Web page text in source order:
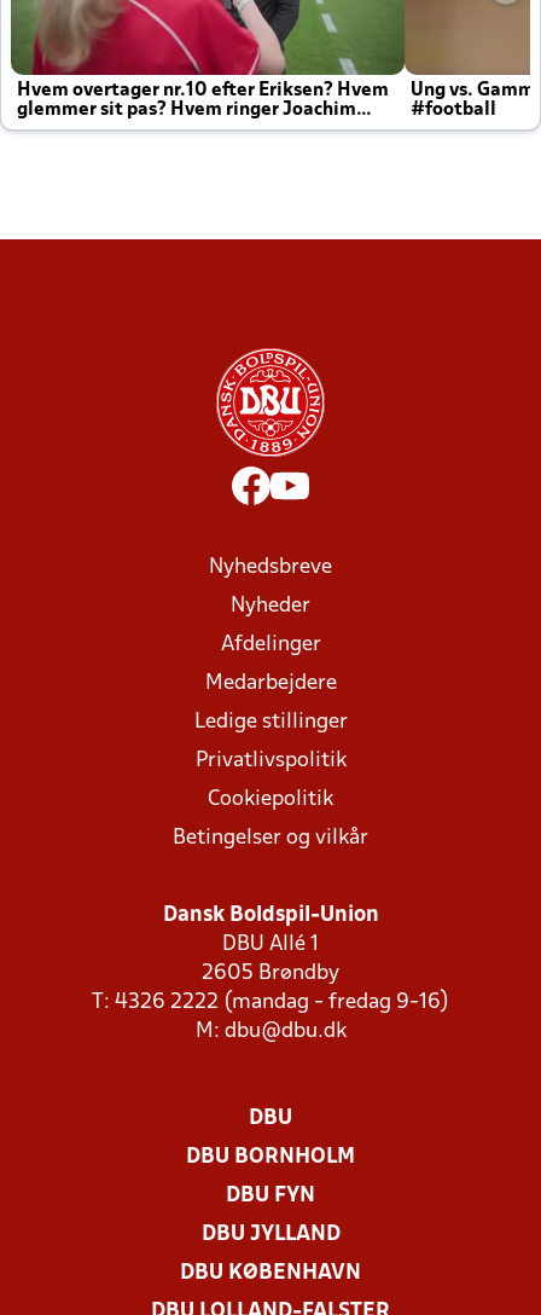
Hvem overtager nr.10 efter Eriksen? Hvem
glemmer sit pas? Hvem ringer Joachim
altid til efter kampe?
Ung vs.
#football
Nyhedsbreve
Nyheder
Afdelinger
Medarbejdere
Ledige stillinger
Privatlivspolitik
Cookiepolitik
Betingelser og vilkår
Dansk Boldspil-Union
DBU Allé 1
2605 Brøndby
T: 4326 2222 (mandag - fredag 9-16)
M: dbu@dbu.dk
DBU
DBU BORNHOLM
DBU FYN
DBU JYLLAND
DBU KØBENHAVN